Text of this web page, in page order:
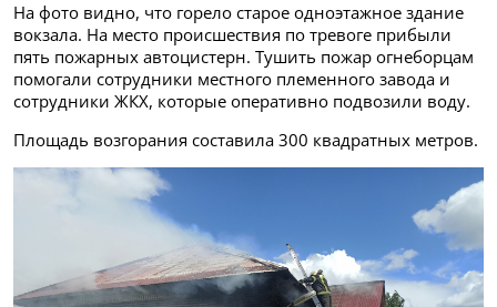
На фото видно, что горело старое одноэтажное здание
вокзала. На место происшествия по тревоге прибыли
пять пожарных автоцистерн. Тушить пожар огнеборцам
помогали сотрудники местного племенного завода и
сотрудники ЖКХ, которые оперативно подвозили воду.
Площадь возгорания составила 300 квадратных метров.